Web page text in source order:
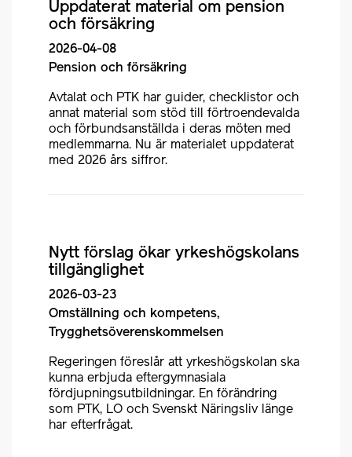
Uppdaterat material om pension
och försäkring
2026-04-08
Pension och försäkring
Avtalat och PTK har guider, checklistor och
annat material som stöd till förtroendevalda
och förbundsanställda i deras möten med
medlemmarna. Nu är materialet uppdaterat
med 2026 års siffror.
Nytt förslag ökar yrkeshögskolans
tillgänglighet
2026-03-23
Omställning och kompetens,
Trygghetsöverenskommelsen
Regeringen föreslår att yrkeshögskolan ska
kunna erbjuda eftergymnasiala
fördjupningsutbildningar. En förändring
som PTK, LO och Svenskt Näringsliv länge
har efterfrågat.